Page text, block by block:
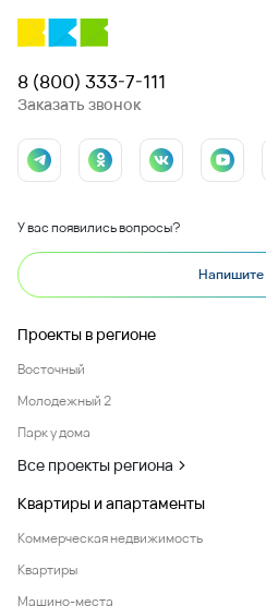
8 (800) 333-7-111
Заказать звонок
У вас появились вопросы?
Напишите
Проекты в регионе
Восточный
Молодежный 2
Парк у дома
Все проекты региона
Квартиры и апартаменты
Коммерческая недвижимость
Квартиры
Машино-места